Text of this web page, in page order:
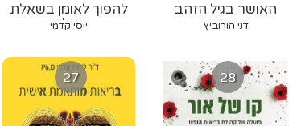
להפוך לאומן בשאלת
שאלות
יוסי קדמי
האושר בגיל הזהב
דני הורוביץ
27 28